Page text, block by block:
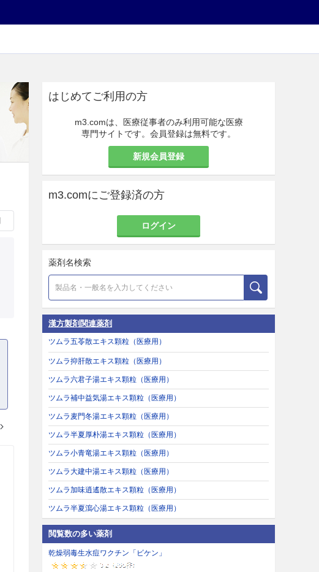
はじめてご利用の方
m3.comは、医療従事者のみ利用可能な医療
専門サイトです。会員登録は無料です。
新規会員登録
m3.comにご登録済の方
ログイン
薬剤名検索
漢方製剤関連薬剤
ツムラ五苓散エキス顆粒（医療用）
ツムラ抑肝散エキス顆粒（医療用）
ツムラ六君子湯エキス顆粒（医療用）
ツムラ補中益気湯エキス顆粒（医療用）
ツムラ麦門冬湯エキス顆粒（医療用）
ツムラ半夏厚朴湯エキス顆粒（医療用）
ツムラ小青竜湯エキス顆粒（医療用）
ツムラ大建中湯エキス顆粒（医療用）
ツムラ加味逍遙散エキス顆粒（医療用）
ツムラ半夏瀉心湯エキス顆粒（医療用）
閲覧数の多い薬剤
乾燥弱毒生水痘ワクチン「ビケン」